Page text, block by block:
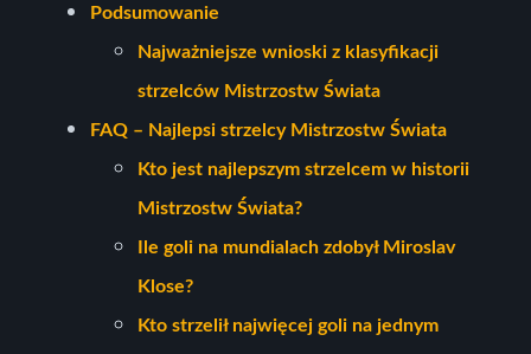
Podsumowanie
Najważniejsze wnioski z klasyfikacji
strzelców Mistrzostw Świata
FAQ – Najlepsi strzelcy Mistrzostw Świata
Kto jest najlepszym strzelcem w historii
Mistrzostw Świata?
Ile goli na mundialach zdobył Miroslav
Klose?
Kto strzelił najwięcej goli na jednym